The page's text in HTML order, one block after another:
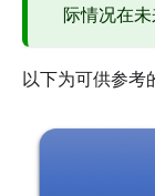
际情况在未
以下为可供参考